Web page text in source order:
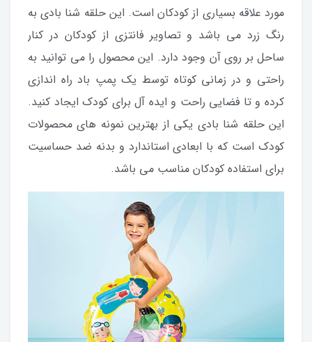
مورد علاقه بسیاری از کودکان است. این حلقه شنا بادی به
رنگ زرد می باشد و تصاویر فانتزی از کودکان در کنار
ساحل بر روی آن وجود دارد. این محصول را می توانید به
راحتی و در زمانی کوتاه توسط یک پمپ باد راه اندازی
کرده و تا فضایی راحت و ایده آل برای کودک ایجاد کنید.
این حلقه شنا بادی یکی از بهترین نمونه های محصولات
کودک است که با ابعادی استاندارد و بدنه ضد حساسیت
برای استفاده کودکان مناسب می باشد.